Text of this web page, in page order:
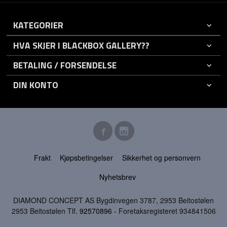
KATEGORIER
HVA SKJER I BLACKBOX GALLERY??
BETALING / FORSENDELSE
DIN KONTO
Frakt Kjøpsbetingelser
Sikkerhet og personvern
Nyhetsbrev
DIAMOND CONCEPT AS Bygdinvegen 3787, 2953 Beitostølen
2953 Beitostølen Tlf. 92570896 - Foretaksregisteret 934841506